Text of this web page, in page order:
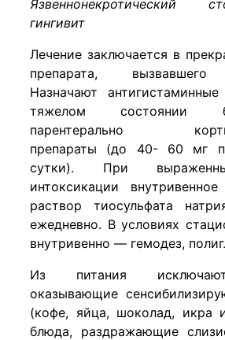
Язвеннонекротический
гингивит
Лечение заключается в
препарата, вызвавшего
Назначают
тяжелом состоянии
парентерально
препараты (до 40- 60 мг
сутки). При
интоксикации
раствор тиосульфата
ежедневно. В условиях
внутривенно — гемодез,
Из питания
оказывающие
(кофе, яйца, шоколад, икра
блюда, раздражающие